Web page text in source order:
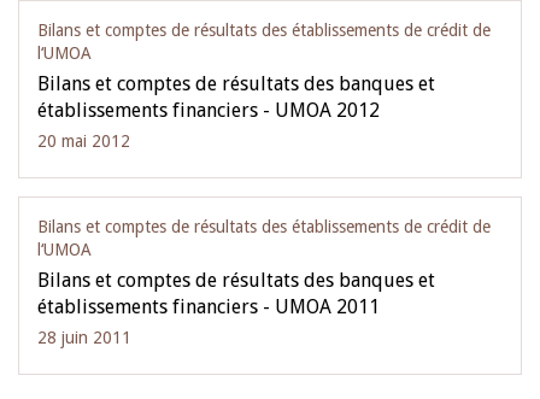
Bilans et comptes de résultats des établissements de crédit de
l‘UMOA
Bilans et comptes de résultats des banques et
établissements financiers - UMOA 2012
20 mai 2012
Bilans et comptes de résultats des établissements de crédit de
l‘UMOA
Bilans et comptes de résultats des banques et
établissements financiers - UMOA 2011
28 juin 2011